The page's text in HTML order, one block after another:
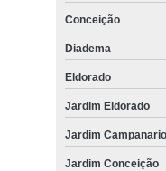
Conceição
Diadema
Eldorado
Jardim Eldorado
Jardim Campanario
Jardim Conceição